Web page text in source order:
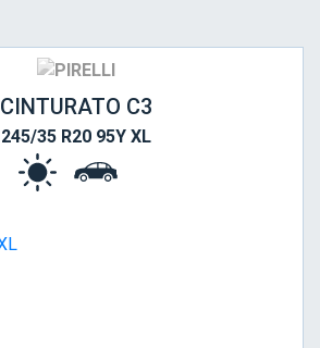
CINTURATO C3
245/35 R20 95Y XL